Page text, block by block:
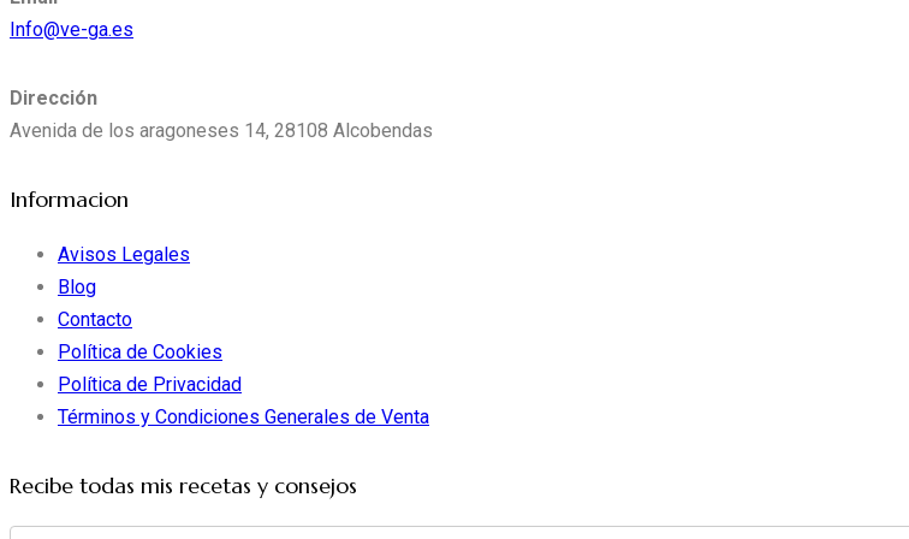
Info@ve-ga.es
Dirección
Avenida de los aragoneses 14, 28108 Alcobendas
Informacion
Avisos Legales
Blog
Contacto
Política de Cookies
Política de Privacidad
Términos y Condiciones Generales de Venta
Recibe todas mis recetas y consejos